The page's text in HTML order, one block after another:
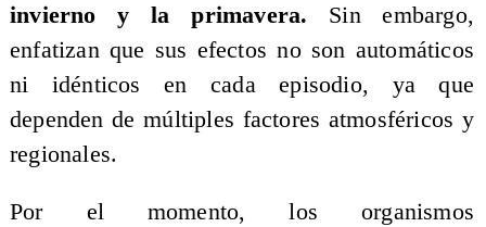
invierno y la primavera. Sin embargo,
enfatizan que sus efectos no son automáticos
ni idénticos en cada episodio, ya que
dependen de múltiples factores atmosféricos y
regionales.
Por el momento, los organismos